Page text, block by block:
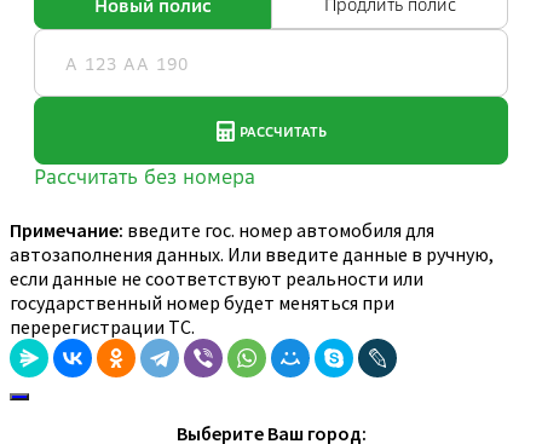
Примечание: введите гос. номер автомобиля для
автозаполнения данных. Или введите данные в ручную,
если данные не соответствуют реальности или
государственный номер будет меняться при
перерегистрации ТС.
Выберите Ваш город: